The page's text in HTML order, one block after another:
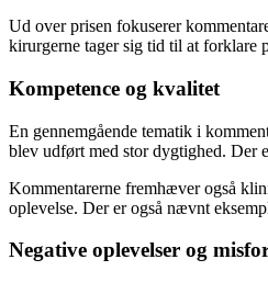
Ud over prisen fokuserer
kirurgerne tager sig tid til at forklare
Kompetence og kvalitet
En gennemgående tematik i
blev udført med stor dygtighed. Der
Kommentarerne fremhæver også
oplevelse. Der er også nævnt
Negative oplevelser og